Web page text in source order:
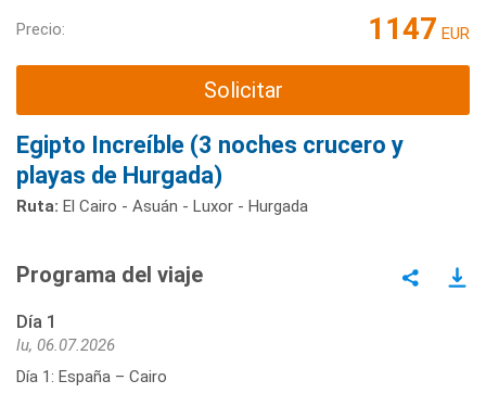
Precio: 1147 EUR
Solicitar
Egipto Increíble (3 noches crucero y
playas de Hurgada)
Ruta: El Cairo - Asuán - Luxor - Hurgada
Programa del viaje
Día 1
lu, 06.07.2026
Día 1: España – Cairo